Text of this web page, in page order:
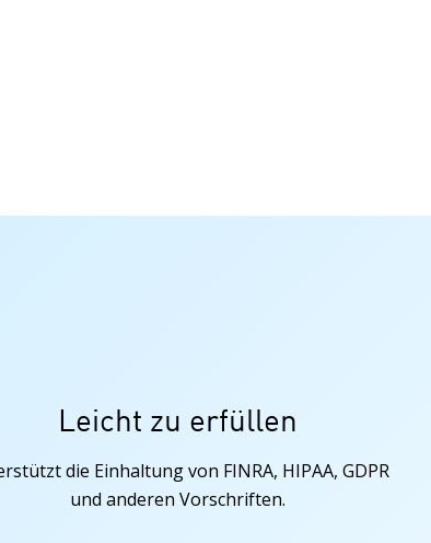
Leicht zu erfüllen
die Einhaltung von FINRA, HIPAA, GDPR
und anderen Vorschriften.